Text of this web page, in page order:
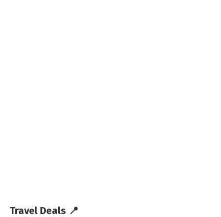
Travel Deals 📍